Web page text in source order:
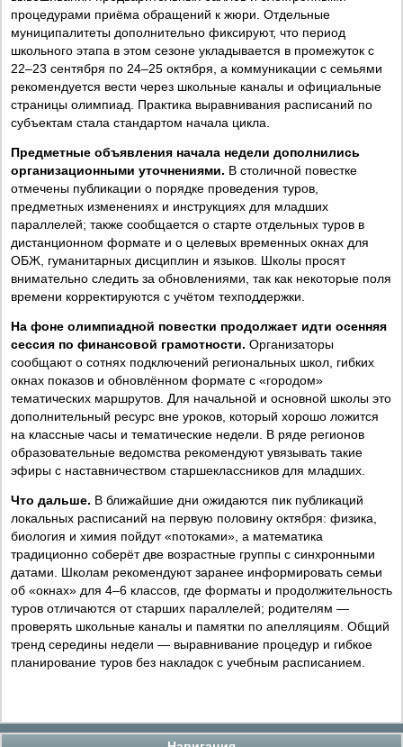
процедурами приёма обращений к жюри. Отдельные
муниципалитеты дополнительно фиксируют, что период
школьного этапа в этом сезоне укладывается в промежуток с
22–23 сентября по 24–25 октября, а коммуникации с семьями
рекомендуется вести через школьные каналы и официальные
страницы олимпиад. Практика выравнивания расписаний по
субъектам стала стандартом начала цикла.
Предметные объявления начала недели дополнились
организационными уточнениями. В столичной повестке
отмечены публикации о порядке проведения туров,
предметных изменениях и инструкциях для младших
параллелей; также сообщается о старте отдельных туров в
дистанционном формате и о целевых временных окнах для
ОБЖ, гуманитарных дисциплин и языков. Школы просят
внимательно следить за обновлениями, так как некоторые поля
времени корректируются с учётом техподдержки.
На фоне олимпиадной повестки продолжает идти осенняя
сессия по финансовой грамотности. Организаторы
сообщают о сотнях подключений региональных школ, гибких
окнах показов и обновлённом формате с «городом»
тематических маршрутов. Для начальной и основной школы это
дополнительный ресурс вне уроков, который хорошо ложится
на классные часы и тематические недели. В ряде регионов
образовательные ведомства рекомендуют увязывать такие
эфиры с наставничеством старшеклассников для младших.
Что дальше. В ближайшие дни ожидаются пик публикаций
локальных расписаний на первую половину октября: физика,
биология и химия пойдут «потоками», а математика
традиционно соберёт две возрастные группы с синхронными
датами. Школам рекомендуют заранее информировать семьи
об «окнах» для 4–6 классов, где форматы и продолжительность
туров отличаются от старших параллелей; родителям —
проверять школьные каналы и памятки по апелляциям. Общий
тренд середины недели — выравнивание процедур и гибкое
планирование туров без накладок с учебным расписанием.